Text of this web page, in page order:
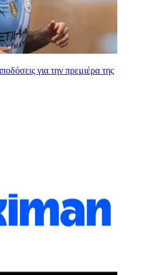
για την πρεμιέρα της